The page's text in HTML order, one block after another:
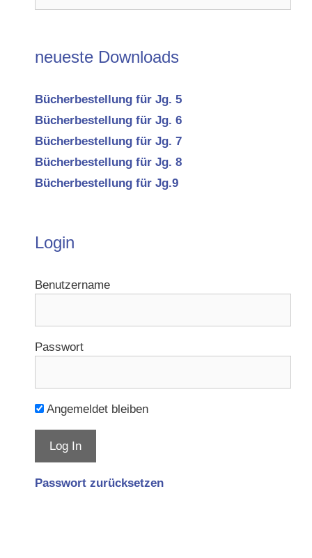
neueste Downloads
Bücherbestellung für Jg. 5
Bücherbestellung für Jg. 6
Bücherbestellung für Jg. 7
Bücherbestellung für Jg. 8
Bücherbestellung für Jg.9
Login
Benutzername
Passwort
Angemeldet bleiben
Passwort zurücksetzen